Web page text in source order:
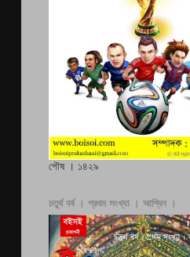
পৌষ । ১৪২৯
চতুর্থ বর্ষ । প্রথম সংখ্যা । আশ্বিন ।